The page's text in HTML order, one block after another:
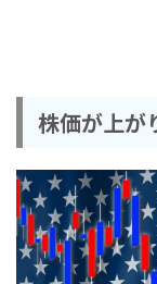
株価が上が